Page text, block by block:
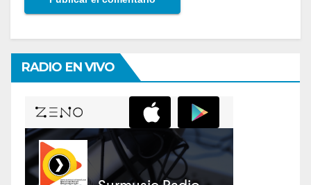
RADIO EN VIVO